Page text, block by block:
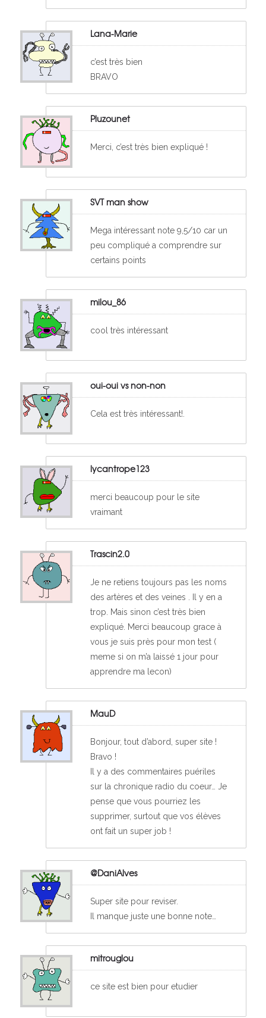
Lana-Marie
c’est très bien
BRAVO
Pluzounet
Merci, c’est très bien expliqué !
SVT man show
Mega intéressant note 9,5/10 car un
peu compliqué a comprendre sur
certains points
milou_86
cool très intéressant
oui-oui vs non-non
Cela est très intéressant!.
lycantrope123
merci beaucoup pour le site
vraimant
Trascin2.0
Je ne retiens toujours pas les noms
des artères et des veines . Il y en a
trop. Mais sinon c’est très bien
expliqué. Merci beaucoup grace à
vous je suis près pour mon test (
meme si on m’a laissé 1 jour pour
apprendre ma lecon)
MauD
Bonjour, tout d’abord, super site !
Bravo !
Il y a des commentaires puériles
sur la chronique radio du coeur… Je
pense que vous pourriez les
supprimer, surtout que vos élèves
ont fait un super job !
@DaniAlves
Super site pour reviser.
Il manque juste une bonne note…
mitrouglou
ce site est bien pour etudier